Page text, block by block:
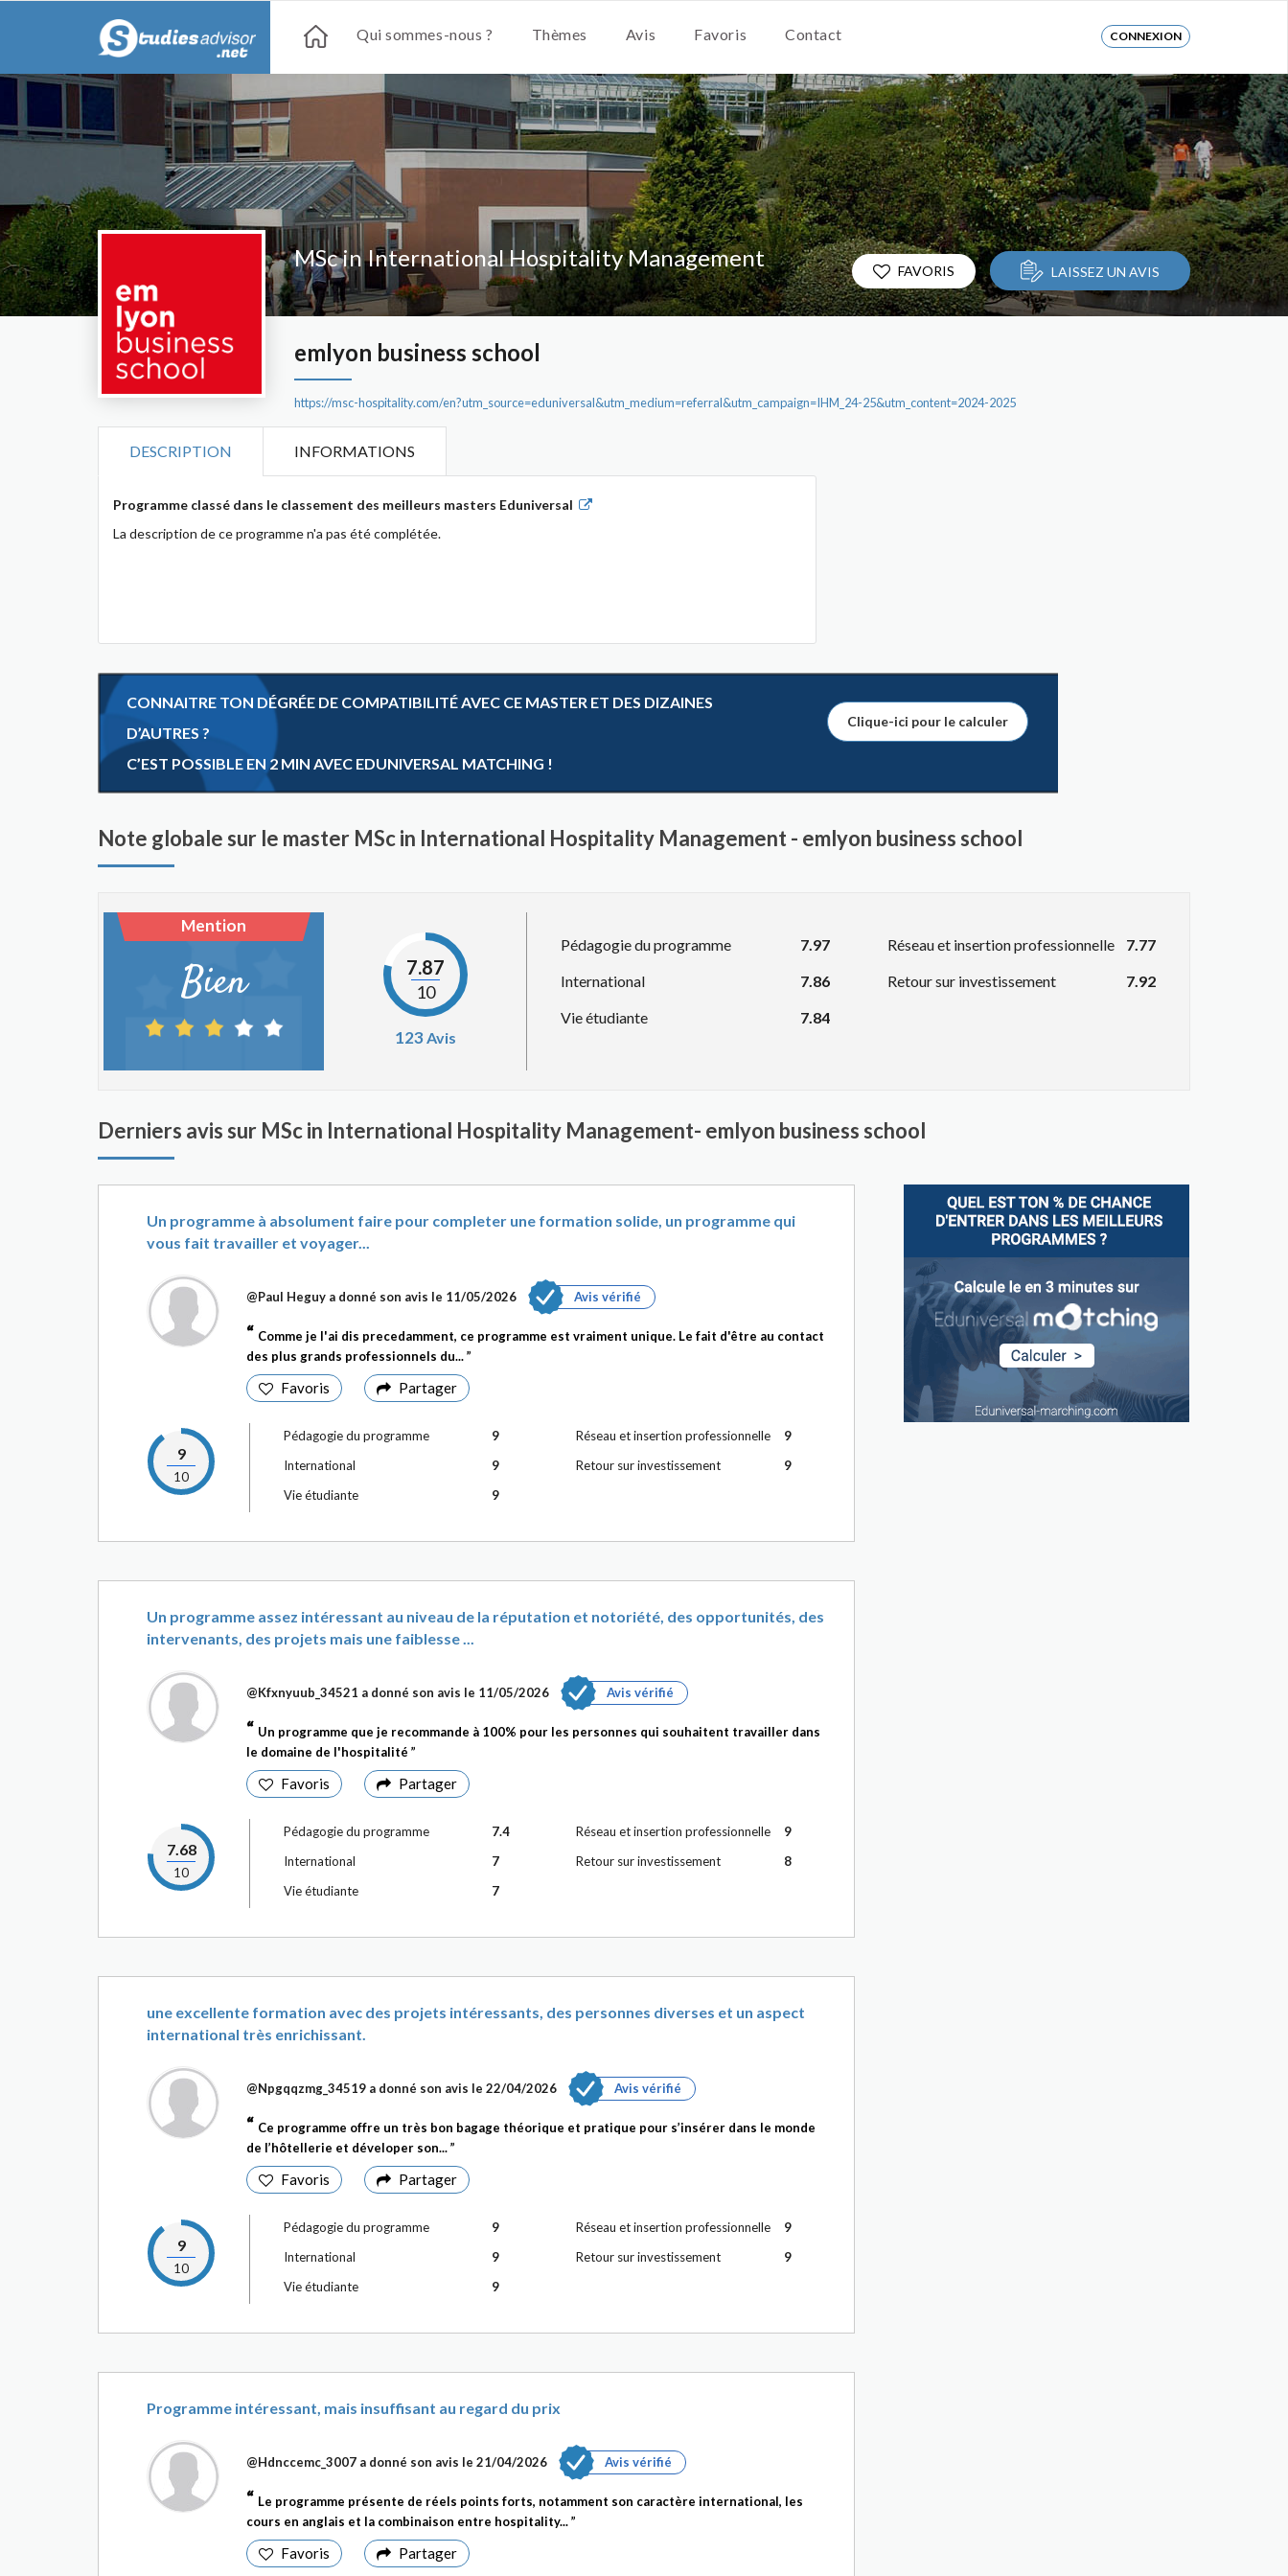
Qui sommes-nous ? Thèmes Avis Favoris Contact CONNEXION
MSc in International Hospitality Management
emlyon business school
https://msc-hospitality.com/en?utm_source=eduniversal&utm_medium=referral&utm_campaign=IHM_24-25&utm_content=2024-2025
FAVORIS LAISSEZ UN AVIS
DESCRIPTION INFORMATIONS
Programme classé dans le classement des meilleurs masters Eduniversal
La description de ce programme n'a pas été complétée.
CONNAITRE TON DÉGRÉE DE COMPATIBILITÉ AVEC CE MASTER ET DES DIZAINES
D’AUTRES ?
C’EST POSSIBLE EN 2 MIN AVEC EDUNIVERSAL MATCHING !
Clique-ici pour le calculer
Note globale sur le master MSc in International Hospitality Management - emlyon business school
Mention
Bien 7.87
10
123 Avis
Pédagogie du programme
7.97
International
7.86
Vie étudiante
7.84
Réseau et insertion professionnelle
7.77
Retour sur investissement
7.92
Derniers avis sur MSc in International Hospitality Management- emlyon business school
Un programme à absolument faire pour completer une formation solide, un programme qui
vous fait travailler et voyager...
@Paul Heguy a donné son avis le 11/05/2026 Avis vérifié
Comme je l'ai dis precedamment, ce programme est vraiment unique. Le fait d'être au contact
des plus grands professionnels du...
Favoris Partager
9
10
Pédagogie du programme
9
International
9
Vie étudiante
9
Réseau et insertion professionnelle
9
Retour sur investissement
9
Un programme assez intéressant au niveau de la réputation et notoriété, des opportunités, des
intervenants, des projets mais une faiblesse ...
@Kfxnyuub_34521 a donné son avis le 11/05/2026 Avis vérifié
Un programme que je recommande à 100% pour les personnes qui souhaitent travailler dans
le domaine de l'hospitalité
Favoris Partager
7.68
10
Pédagogie du programme
7.4
International
7
Vie étudiante
7
Réseau et insertion professionnelle
9
Retour sur investissement
8
une excellente formation avec des projets intéressants, des personnes diverses et un aspect
international très enrichissant.
@Npgqqzmg_34519 a donné son avis le 22/04/2026 Avis vérifié
Ce programme offre un très bon bagage théorique et pratique pour s’insérer dans le monde
de l’hôtellerie et déveloper son...
Favoris Partager
9
10
Pédagogie du programme
9
International
9
Vie étudiante
9
Réseau et insertion professionnelle
9
Retour sur investissement
9
Programme intéressant, mais insuffisant au regard du prix
@Hdnccemc_3007 a donné son avis le 21/04/2026 Avis vérifié
Le programme présente de réels points forts, notamment son caractère international, les
cours en anglais et la combinaison entre hospitality...
Favoris Partager